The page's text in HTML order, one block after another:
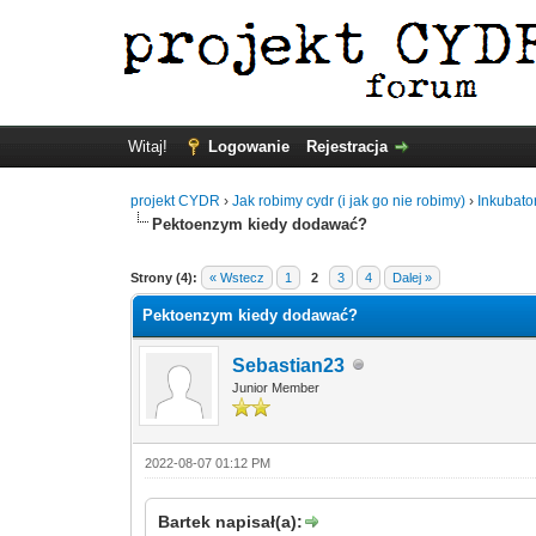
Witaj! Logowanie Rejestracja
projekt CYDR ›Jak robimy cydr (i jak go nie robimy) ›
Pektoenzym kiedy dodawać?
Strony (4): « Wstecz 1 2 3 4 Dalej »
Pektoenzym kiedy dodawać?
Sebastian23
Junior Member
2022-08-07 01:12 PM
Bartek napisał(a):